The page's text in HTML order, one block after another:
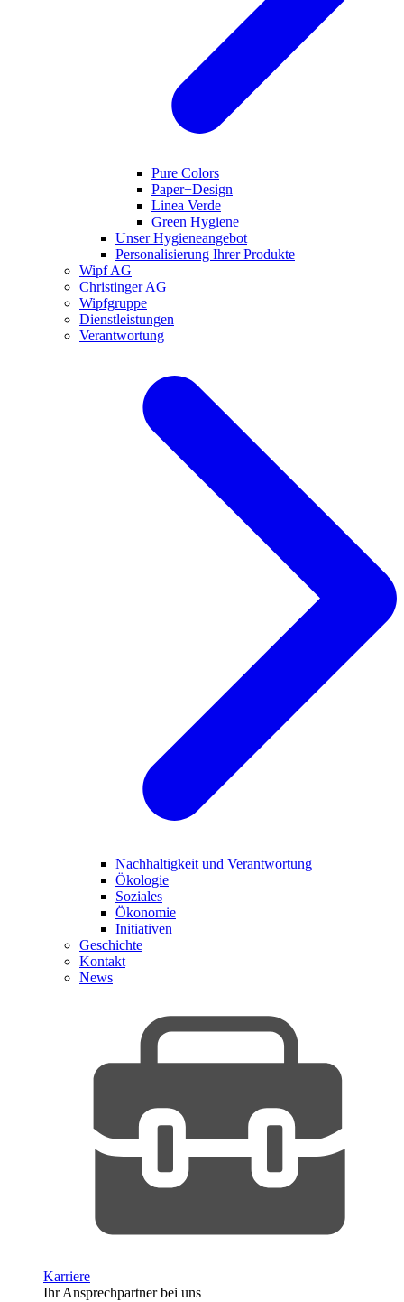
Pure Colors
Paper+Design
Linea Verde
Green Hygiene
Unser Hygieneangebot
Personalisierung Ihrer Produkte
Wipf AG
Christinger AG
Wipfgruppe
Dienstleistungen
Verantwortung
Nachhaltigkeit und Verantwortung
Ökologie
Soziales
Ökonomie
Initiativen
Geschichte
Kontakt
News
Karriere
Ihr Ansprechpartner bei uns